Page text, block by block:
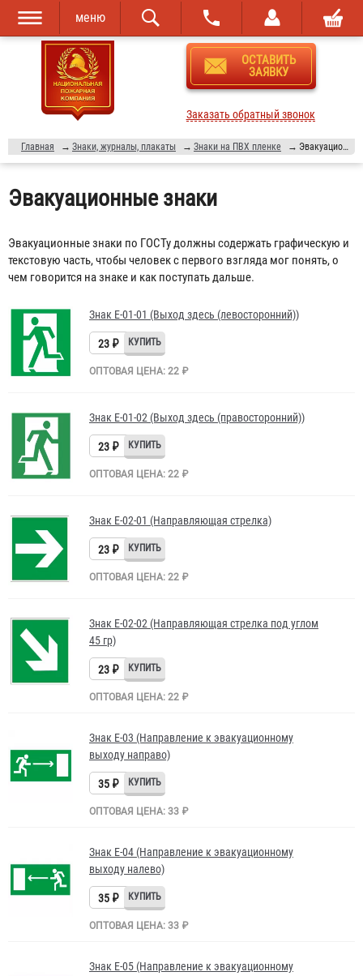
Перейти к
основному
содержанию
Skip to
navigation
меню
ОСТАВИТЬ
ЗАЯВКУ
Заказать обратный звонок
Главная → Знаки, журналы, плакаты → Знаки на ПВХ пленке → Эвакуационные знаки
Эвакуационные знаки
Эвакуационные знаки по ГОСТу должны содержать графическую и
текстовую часть, чтобы человек с первого взгляда мог понять, о
чем говорится на знаке и как поступать дальше.
Знак Е-01-01 (Выход здесь (левосторонний))
23 ₽
ОПТОВАЯ ЦЕНА: 22 ₽
Знак Е-01-02 (Выход здесь (правосторонний))
23 ₽
ОПТОВАЯ ЦЕНА: 22 ₽
Знак Е-02-01 (Направляющая стрелка)
23 ₽
ОПТОВАЯ ЦЕНА: 22 ₽
Знак Е-02-02 (Направляющая стрелка под углом
45 гр)
23 ₽
ОПТОВАЯ ЦЕНА: 22 ₽
Знак Е-03 (Направление к эвакуационному
выходу направо)
35 ₽
ОПТОВАЯ ЦЕНА: 33 ₽
Знак Е-04 (Направление к эвакуационному
выходу налево)
35 ₽
ОПТОВАЯ ЦЕНА: 33 ₽
Знак Е-05 (Направление к эвакуационному